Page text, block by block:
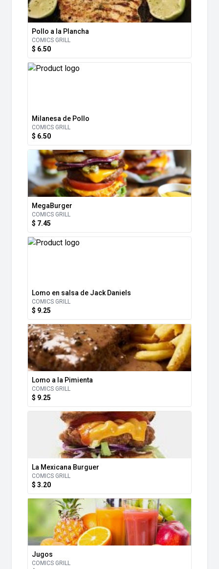
Pollo a la Plancha
COMICS GRILL
$ 6.50
Milanesa de Pollo
COMICS GRILL
$ 6.50
MegaBurger
COMICS GRILL
$ 7.45
Lomo en salsa de Jack Daniels
COMICS GRILL
$ 9.25
Lomo a la Pimienta
COMICS GRILL
$ 9.25
La Mexicana Burguer
COMICS GRILL
$ 3.20
Jugos
COMICS GRILL